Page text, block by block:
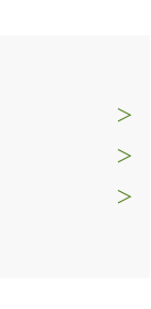
＞
＞
＞